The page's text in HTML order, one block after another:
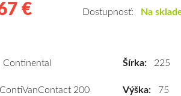
€
dodávku
Dostupnosť: Na
Continental
200
Šírka:225
Výška:75